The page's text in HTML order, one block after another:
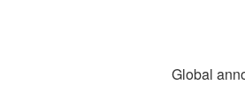
Global